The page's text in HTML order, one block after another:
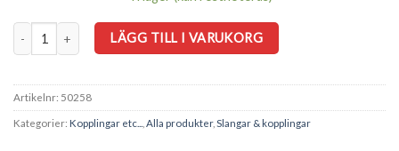
Universaladapter 3-vägs 11/2" - 25-32-40mm mängd
LÄGG TILL I VARUKORG
Artikelnr: 50258
Kategorier: Kopplingar etc... Alla produkter, Slangar & kopplingar